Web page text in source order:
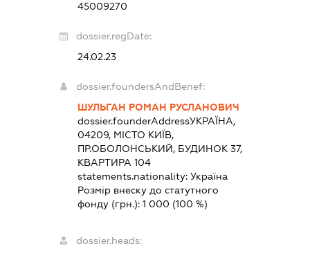
45009270
dossier.regDate:
24.02.23
dossier.foundersAndBenef:
ШУЛЬГАН РОМАН РУСЛАНОВИЧ
dossier.founderAddressУКРАЇНА,
04209, МІСТО КИЇВ,
ПР.ОБОЛОНСЬКИЙ, БУДИНОК 37,
КВАРТИРА 104
statements.nationality:Україна
Розмір внеску до статутного
фонду (грн.):1 000 (100 %)
dossier.heads: